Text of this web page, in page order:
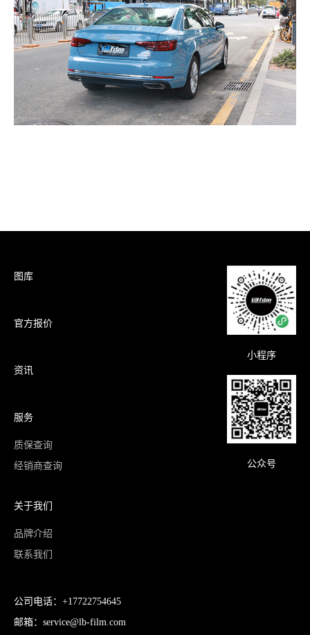
图库
官方报价
资讯
服务
质保查询
经销商查询
关于我们
品牌介绍
联系我们
公司电话：+17722754645
邮箱：service@lb-film.com
小程序
公众号